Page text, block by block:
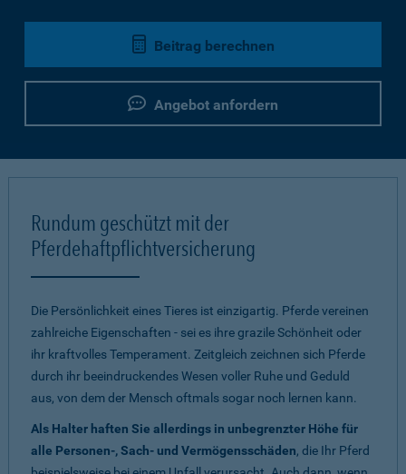
Beitrag berechnen
Angebot anfordern
Rundum geschützt mit der
Pferdehaftpflichtversicherung
Die Persönlichkeit eines Tieres ist einzigartig. Pferde vereinen
zahlreiche Eigenschaften - sei es ihre grazile Schönheit oder
ihr kraftvolles Temperament. Zeitgleich zeichnen sich Pferde
durch ihr beeindruckendes Wesen voller Ruhe und Geduld
aus, von dem der Mensch oftmals sogar noch lernen kann.
Als Halter haften Sie allerdings in unbegrenzter Höhe für
alle Personen-, Sach- und Vermögensschäden, die Ihr Pferd